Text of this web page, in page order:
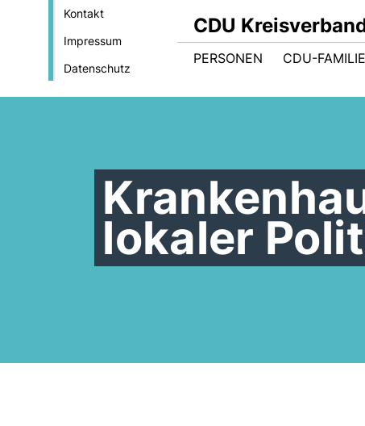
Kontakt
Impressum
Datenschutz
CDU
PERSONEN CDU-FAMILIE
lokaler